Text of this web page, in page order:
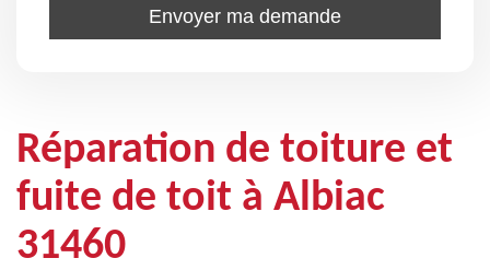
Réparation de toiture et
fuite de toit à Albiac
31460